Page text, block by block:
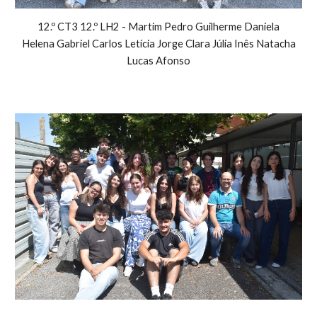
12.º CT3 12.º LH2 - Martim Pedro Guilherme Daniela
Helena Gabriel Carlos Letícia Jorge Clara Júlia Inês Natacha
Lucas Afonso